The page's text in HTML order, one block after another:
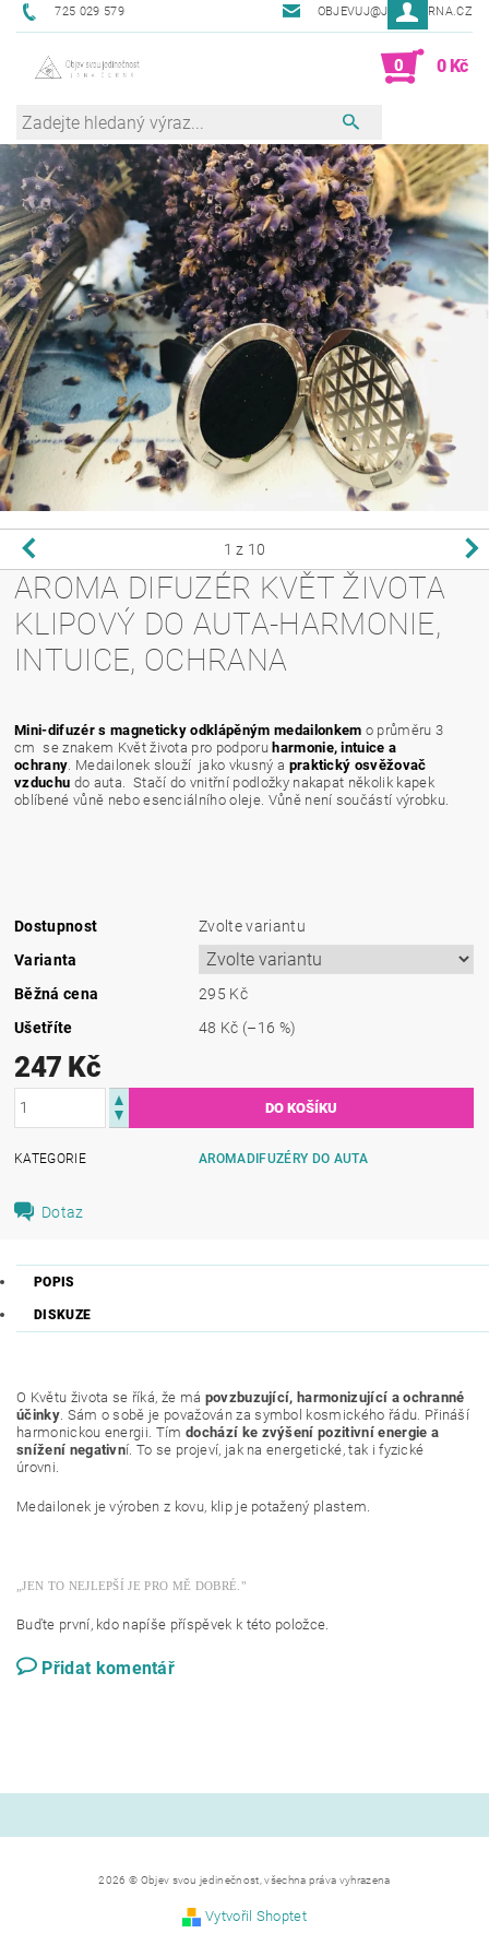
725 029 579 OBJEVUJ@JANACERNA.CZ
0 0 Kč
1 z 10
AROMA DIFUZÉR KVĚT ŽIVOTA
KLIPOVÝ DO AUTA-HARMONIE,
INTUICE, OCHRANA
Mini-difuzér s magneticky odklápěným medailonkem o průměru 3
cm se znakem Květ života pro podporuharmonie, intuice a
ochrany . Medailonek slouží jako vkusný a praktický osvěžovač
vzduchu do auta. Stačí do vnitřní podložky nakapat několik kapek
oblíbené vůně nebo esenciálního oleje. Vůně není součástí výrobku.
Dostupnost
Zvolte variantu
Varianta
Běžná cena
295 Kč
Ušetříte
48 Kč (–16 %)
247 Kč
KATEGORIE AROMADIFUZÉRY DO AUTA
Dotaz
POPIS
DISKUZE
O Květu života se říká, že má povzbuzující, harmonizující a ochranné
účinky. Sám o sobě je považován za symbol kosmického řádu. Přináší
harmonickou energii. Tímdochází ke zvýšení pozitivní energie a
snížení negativní. To se projeví, jak na energetické, tak i fyzické
úrovni.
Medailonek je výroben z kovu, klip je potažený plastem.
„JEN TO NEJLEPŠÍ JE PRO MĚ DOBRÉ."
Buďte první, kdo napíše příspěvek k této položce.
Přidat komentář
2026 © Objev svou jedinečnost, všechna práva vyhrazena
Vytvořil Shoptet